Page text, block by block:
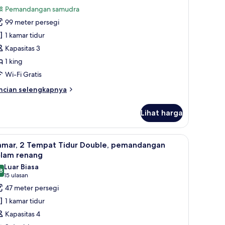
ulasan)
Pemandangan samudra
99 meter persegi
1 kamar tidur
Kapasitas 3
1 king
Wi-Fi Gratis
selengkapnya
Lihat harga
kerja Kamar, 2 Tempat Tidur Double,
6
2 Tempat Tidur Double, pemandangan
renang
dari 10
Luar Biasa
15 ulasan
(15
ulasan)
47 meter persegi
1 kamar tidur
Kapasitas 4